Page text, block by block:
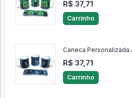
R$ 37,71
Carrinho
Caneca Personalizada
R$ 37,71
Carrinho